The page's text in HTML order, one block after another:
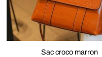
Sac croco marron